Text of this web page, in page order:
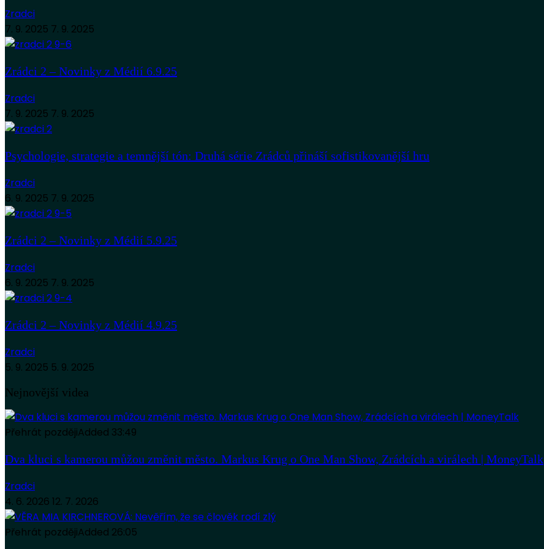
Zradci
7. 9. 2025 7. 9. 2025
Zrádci 2 – Novinky z Médií 6.9.25
Zradci
7. 9. 2025 7. 9. 2025
Psychologie, strategie a temnější tón: Druhá série Zrádců přináší sofistikovanější hru
Zradci
6. 9. 2025 7. 9. 2025
Zrádci 2 – Novinky z Médií 5.9.25
Zradci
6. 9. 2025 7. 9. 2025
Zrádci 2 – Novinky z Médií 4.9.25
Zradci
5. 9. 2025 5. 9. 2025
Nejnovější videa
Přehrát pozdějiAdded 33:49
Dva kluci s kamerou můžou změnit město. Markus Krug o One Man Show, Zrádcích a virálech | MoneyTalk
Zradci
4. 6. 2026 12. 7. 2026
Přehrát pozdějiAdded 26:05